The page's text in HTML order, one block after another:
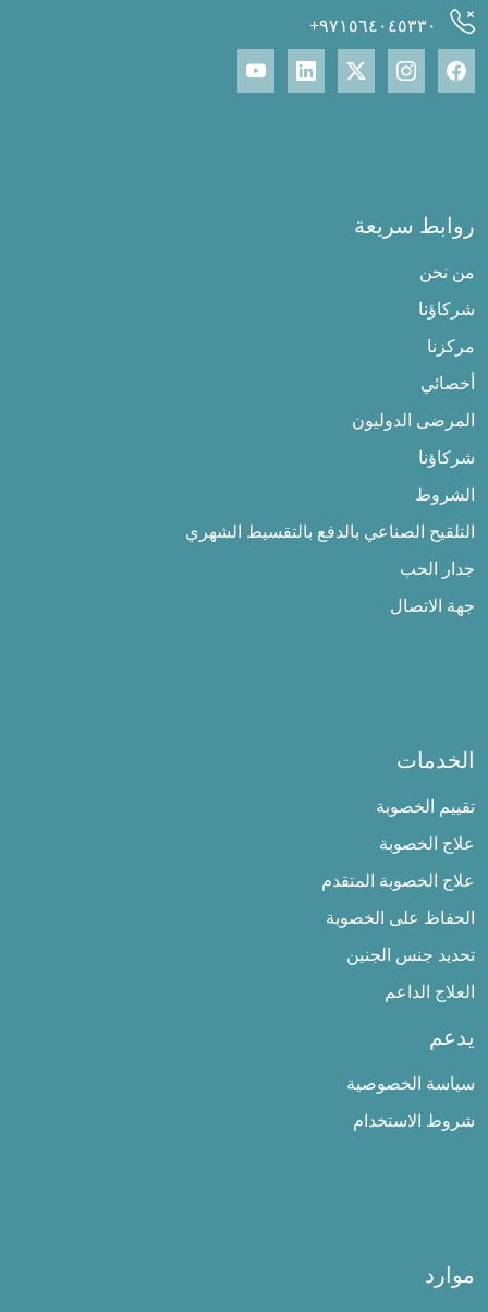
٩٧١٥٦٤٠٤٥٣٣٠+
روابط سريعة
من نحن
شركاؤنا
مركزنا
أخصائي
المرضى الدوليون
شركاؤنا
الشروط
التلقيح الصناعي بالدفع بالتقسيط الشهري
جدار الحب
جهة الاتصال
الخدمات
تقييم الخصوبة
علاج الخصوبة
علاج الخصوبة المتقدم
الحفاظ على الخصوبة
تحديد جنس الجنين
العلاج الداعم
يدعم
سياسة الخصوصية
شروط الاستخدام
موارد